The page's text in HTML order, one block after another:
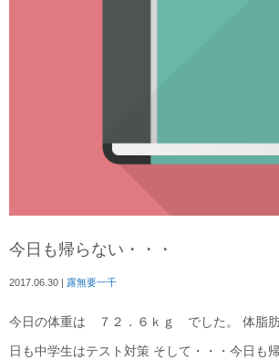
今日も帰らない・・・
2017.06.30 露無要一千
今日の体重は ７２．６ｋｇ でした。 体脂
日も中学生はテスト対策 そして・・・今日も